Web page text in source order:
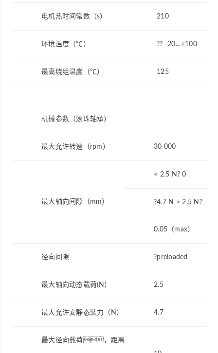
电机热时间常数（s） 210
环境温度（℃） ?? -20…+100
最高绕组温度（℃） 125
机械参数（滚珠轴承）
最大允许转速（rpm） 30 000
最大轴向间隙（mm）
< 2.5 N? 0
?4.7 N > 2.5 N?
0.05（max）
径向间隙 ?preloaded
最大轴向动态载荷(N) 2.5
最大允许安静态装力（N） 4.7
最大径向载荷，距离